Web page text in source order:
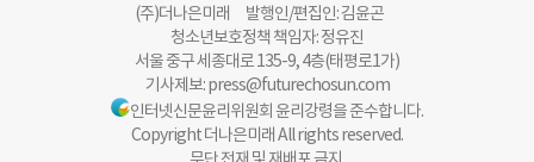
(주)더나은미래 발행인/편집인: 김윤곤
청소년보호정책 책임자: 정유진
서울 중구 세종대로 135-9, 4층(태평로1가)
기사제보:press@futurechosun.com
인터넷신문윤리위원회 윤리강령을 준수합니다.
Copyright 더나은미래 All rights reserved.